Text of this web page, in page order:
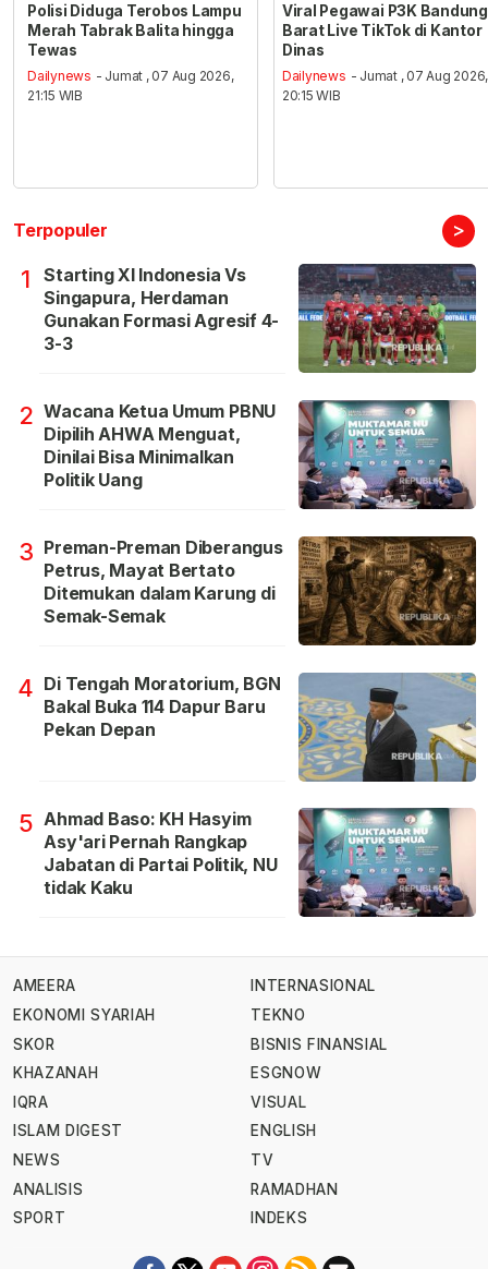
Polisi Diduga Terobos Lampu
Merah Tabrak Balita hingga
Tewas
Dailynews - Jumat , 07 Aug 2026,
21:15 WIB
Viral Pegawai P3K Bandung
Barat Live TikTok di Kantor
Dinas
Dailynews - Jumat , 07 Aug 2026,
20:15 WIB
Terpopuler >
1
Starting XI Indonesia Vs
Singapura, Herdaman
Gunakan Formasi Agresif 4-
3-3
2 Wacana Ketua Umum PBNU
Dipilih AHWA Menguat,
Dinilai Bisa Minimalkan
Politik Uang
3 Preman-Preman Diberangus
Petrus, Mayat Bertato
Ditemukan dalam Karung di
Semak-Semak
4 Di Tengah Moratorium, BGN
Bakal Buka 114 Dapur Baru
Pekan Depan
5 Ahmad Baso: KH Hasyim
Asy'ari Pernah Rangkap
Jabatan di Partai Politik, NU
tidak Kaku
AMEERA
EKONOMI SYARIAH
SKOR
KHAZANAH
IQRA
ISLAM DIGEST
NEWS
ANALISIS
SPORT
INTERNASIONAL
TEKNO
BISNIS FINANSIAL
ESGNOW
VISUAL
ENGLISH
TV
RAMADHAN
INDEKS